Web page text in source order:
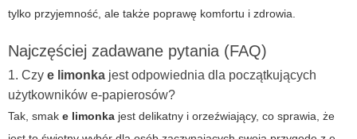
tylko przyjemność, ale także poprawę komfortu i zdrowia.
Najczęściej zadawane pytania (FAQ)
1. Czy e limonka jest odpowiednia dla początkujących
użytkowników e-papierosów?
Tak, smak e limonka jest delikatny i orzeźwiający, co sprawia, że